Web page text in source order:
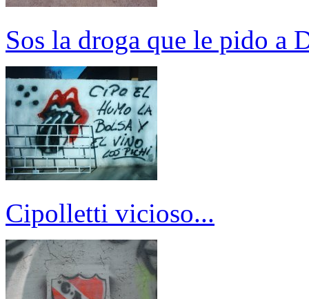
Sos la droga que le pido a
Cipolletti vicioso...